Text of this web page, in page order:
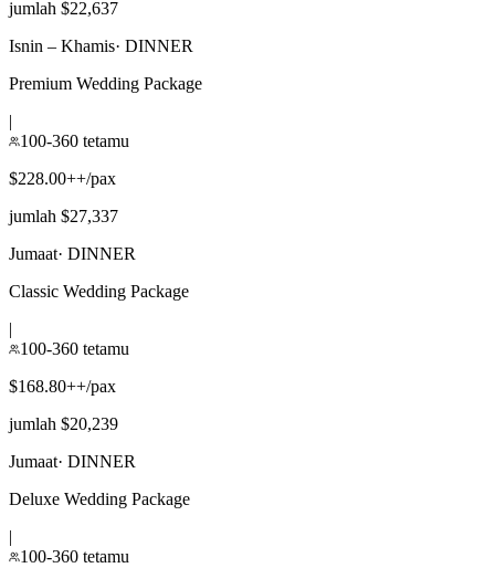
jumlah $22,637
Isnin – Khamis· DINNER
Premium Wedding Package
|
100-360 tetamu
$228.00++/pax
jumlah $27,337
Jumaat· DINNER
Classic Wedding Package
|
100-360 tetamu
$168.80++/pax
jumlah $20,239
Jumaat· DINNER
Deluxe Wedding Package
|
100-360 tetamu